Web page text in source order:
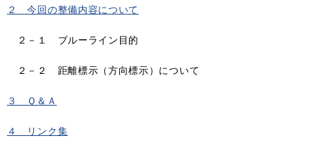
２ 今回の整備内容について
２－１ ブルーライン目的
２－２ 距離標示（方向標示）について
３ Ｑ＆Ａ
４ リンク集